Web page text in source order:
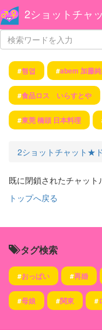
2ショットチャ
#행엽 #abem 加藤
#食品ロス いらすとや
#東莞 橋頭 日本料理
2ショットチャット★
既に閉鎖されたチャット
トップへ戻る
タグ検索
#おっぱい #再婚
#母娘 #関東 #